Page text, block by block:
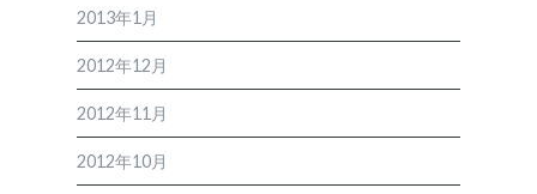
2013年1月
2012年12月
2012年11月
2012年10月